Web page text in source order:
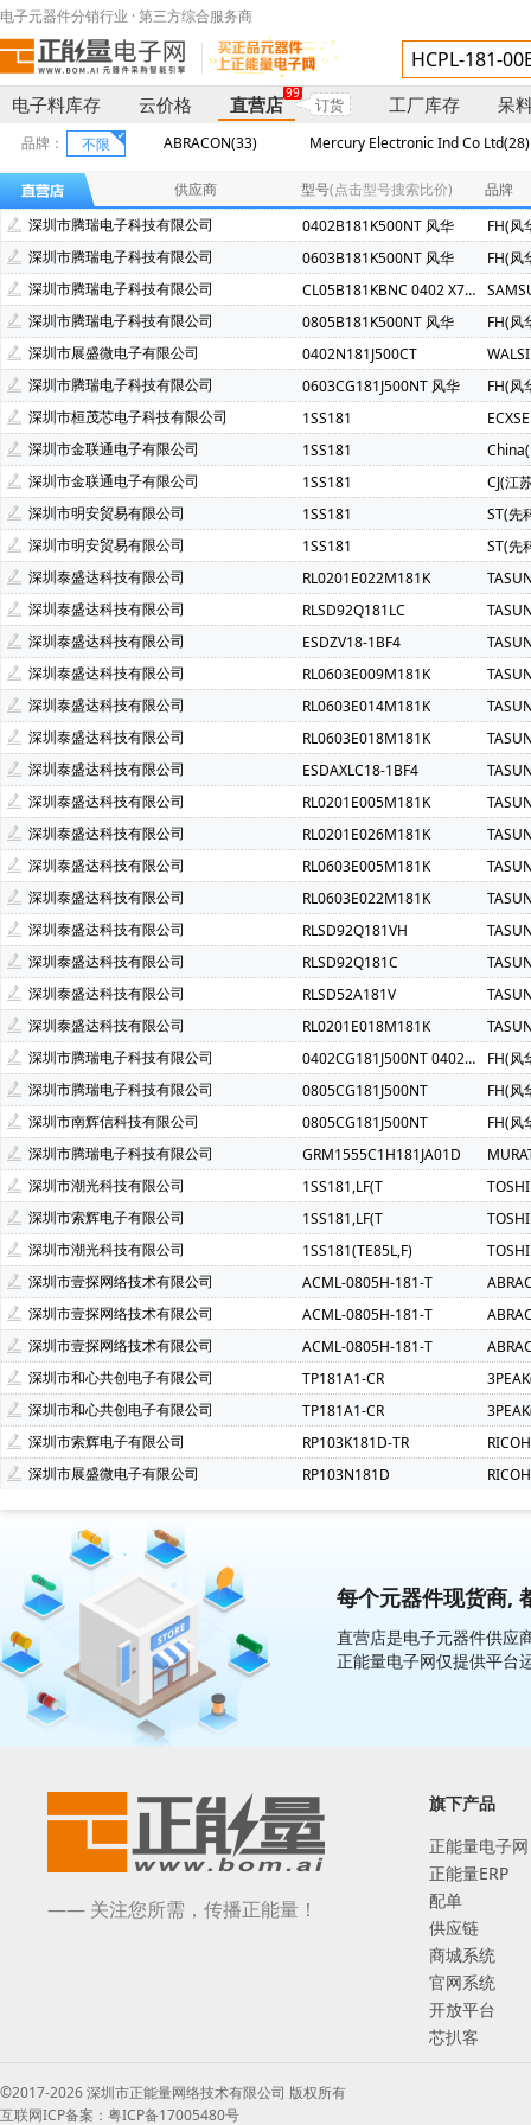
电子元器件分销行业 · 第三方综合服务商
电子料库存 云价格 直营店
99
订货 工厂库存 呆
品牌： 不限 ABRACON(33)
Mercury Electronic Ind Co Ltd(28)
XBLW(芯伯乐)(3)
Panasonic(松下)(1)
SAMSUNG(三星)(1)
SK(海力士)(1)
APAQ(钰邦)(1)
BERYL(绿宝石)(1) NISSHINBO(1)
供应商 型号(点击型号搜索比价)
品牌
深圳市腾瑞电子科技有限公司
0402B181K500NT 风华
FH(风
深圳市腾瑞电子科技有限公司
0603B181K500NT 风华
FH(风
深圳市腾瑞电子科技有限公司
CL05B181KBNC 0402 X7R 180PF 50V
深圳市腾瑞电子科技有限公司
0805B181K500NT 风华
FH(风
深圳市展盛微电子有限公司
0402N181J500CT
深圳市腾瑞电子科技有限公司
0603CG181J500NT 风华
FH(风
深圳市桓茂芯电子科技有限公司
1SS181
深圳市金联通电子有限公司
1SS181
深圳市金联通电子有限公司
1SS181
CJ(江
深圳市明安贸易有限公司
1SS181
ST(先
深圳市明安贸易有限公司
1SS181
ST(先
深圳泰盛达科技有限公司
RL0201E022M181K
深圳泰盛达科技有限公司
RLSD92Q181LC
深圳泰盛达科技有限公司
ESDZV18-1BF4
深圳泰盛达科技有限公司
RL0603E009M181K
深圳泰盛达科技有限公司
RL0603E014M181K
深圳泰盛达科技有限公司
RL0603E018M181K
深圳泰盛达科技有限公司
ESDAXLC18-1BF4
深圳泰盛达科技有限公司
RL0201E005M181K
深圳泰盛达科技有限公司
RL0201E026M181K
深圳泰盛达科技有限公司
RL0603E005M181K
深圳泰盛达科技有限公司
RL0603E022M181K
深圳泰盛达科技有限公司
RLSD92Q181VH
深圳泰盛达科技有限公司
RLSD92Q181C
深圳泰盛达科技有限公司
RLSD52A181V
深圳泰盛达科技有限公司
RL0201E018M181K
深圳市腾瑞电子科技有限公司
0402CG181J500NT 0402 181J 50V 风华
FH(风
深圳市腾瑞电子科技有限公司
0805CG181J500NT
FH(风
深圳市南辉信科技有限公司
0805CG181J500NT
FH(风
深圳市腾瑞电子科技有限公司
GRM1555C1H181JA01D
深圳市潮光科技有限公司
1SS181,LF(T
深圳市索辉电子有限公司
1SS181,LF(T
深圳市潮光科技有限公司
1SS181(TE85L,F)
深圳市壹探网络技术有限公司
ACML-0805H-181-T
深圳市壹探网络技术有限公司
ACML-0805H-181-T
深圳市壹探网络技术有限公司
ACML-0805H-181-T
深圳市和心共创电子有限公司
TP181A1-CR
深圳市和心共创电子有限公司
TP181A1-CR
深圳市索辉电子有限公司
RP103K181D-TR
深圳市展盛微电子有限公司
RP103N181D
每个元器件现货商,
直营店是电子元器件供应
正能量电子网仅提供平台
—— 关注您所需，传播正能量！
旗下产品
正能量电子网
正能量ERP
配单
供应链
商城系统
官网系统
开放平台
芯扒客
©2017-2026 深圳市正能量网络技术有限公司 版权所有
互联网ICP备案：粤ICP备17005480号